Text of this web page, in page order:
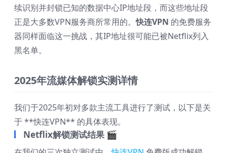
续识别并封锁已知的数据中心IP地址段，而这些地址段
正是大多数VPN服务商所常用的。快连VPN 的免费服务
器同样面临这一挑战，其IP地址很可能已被Netflix列入
黑名单。
2025年流媒体解锁实测详情
我们于2025年初对多款主流工具进行了测试，以下是关
于 **快连VPN** 的具体表现。
Netflix解锁测试结果 🎬